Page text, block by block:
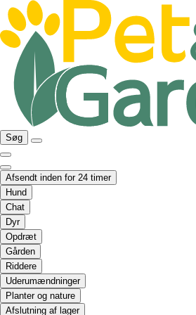
Søg
Afsendt inden for 24 timer
Hund
Chat
Dyr
Opdræt
Gården
Riddere
Uderumændninger
Planter og nature
Afslutning af lager